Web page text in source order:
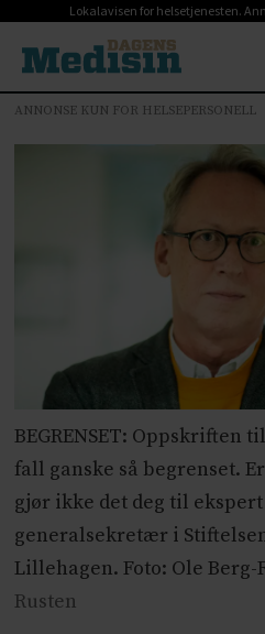
Lokalavisen for helsetjenesten.
ANNONSE KUN FOR HELSEPERSONELL
BEGRENSET: Oppskriften
fall ganske så begrenset.
gjør ikke det deg til
generalsekretær i
Lillehagen. Foto: Ole Berg-
Rusten